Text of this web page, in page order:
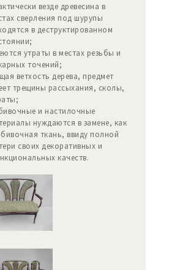
везде древесина в
сверления под шурупы
в деструктированном
утраты в местах резьбы и
точений;
ветхость дерева, предмет
трещины рассыхания, сколы,
и настилочные
нуждаются в замене, как
ткань, ввиду полной
своих декоративных и
качеств.